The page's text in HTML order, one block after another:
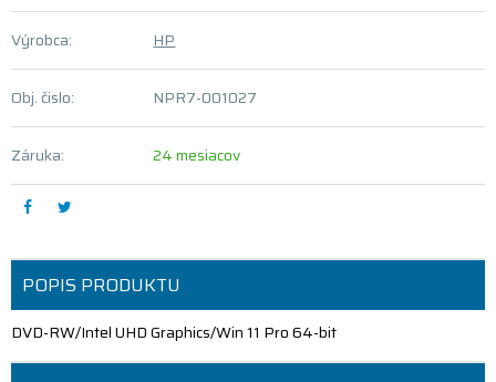
Výrobca: HP
Obj. čislo: NPR7-001027
Záruka: 24 mesiacov
POPIS PRODUKTU
DVD-RW/Intel UHD Graphics/Win 11 Pro 64-bit